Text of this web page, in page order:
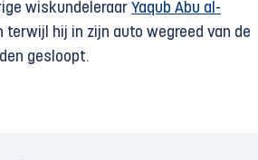
wiskundeleraar Yaqub Abu al-
terwijl hij in zijn auto wegreed van de
gesloopt.